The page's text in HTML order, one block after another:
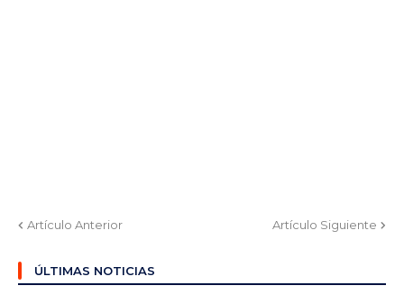
Artículo Anterior Artículo Siguiente
ÚLTIMAS NOTICIAS